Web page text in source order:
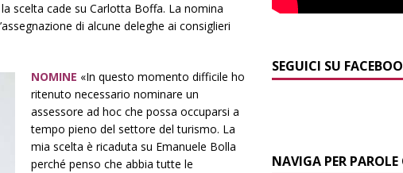
ALBA
/ In gita a Infini.To, il sorprendente museo e
torinese
ALBA
questore e dell’Amministrazione comunale alla
scelta cade su Carlotta Boffa. La nomina
di alcune deleghe ai consiglieri
NOMINE «In questo momento difficile ho
ritenuto necessario nominare un
assessore ad hoc che possa occuparsi a
tempo pieno del settore del turismo. La
mia scelta è ricaduta su Emanuele Bolla
perché penso che abbia tutte le
SEGUICI SU
NAVIGA PER PAROLE